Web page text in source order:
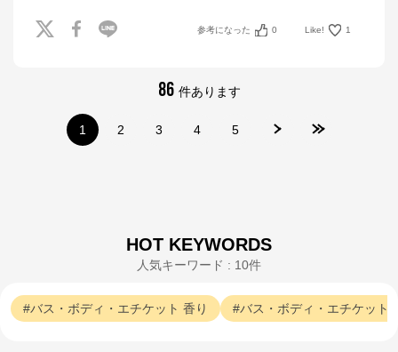
参考になった 0 Like! 1
86 件あります
1 2 3 4 5
HOT KEYWORDS
人気キーワード : 10件
バス・ボディ・エチケット 香り バス・ボディ・エチケット